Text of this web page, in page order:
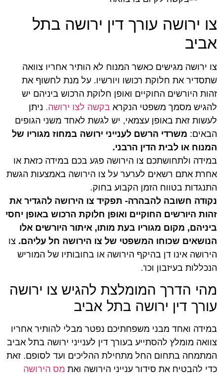
צו ירושה עורך דין ירושה בתל
אביב
צו ירושה מגישים כאשר המנוח לא הותיר אחריו צוואה
שתסדיר את חלוקת רכושו ויורשיו. על מנת לחשוף את
זהות היורשים החוקיים ואופן חלוקת הרכוש ביניהם יש
להגיש מסמך משפטי הנקרא בקשה לצו ירושה. ניתן
לעשות זאת באופן עצמאי, יש לגשת לאחד משני הגופים
הבאים: משרדי הרשם לענייני ירושה במחוז מגוריו של
המנוח או לבית הדין הרבני.
במידה ולתחושתכם צו הירושה פגע בכם במידה כזאת או
אחרת אתם רשאים לערער על צו הירושה באמצעות הגשת
התנגדות בטווח הזמן הקבוע בחוק.
נקודה חשובה להבהרה- תפקיד צו הירושה להגדיר את
זהות היורשים החוקיים ואופן חלוקת הרכוש באופן יחסי
ביניהם, מקום מגוריו בעת מותו, איתור היורשים אלו
הנושאים שכוחו המשפטי של צו הירושה חל עליהם. צו
הירושה אינו דן בהיקף הירושה או בחובותיו של המוריש
הנכללות בעיזבון וכו'.
מהי הדרך המומלצת להגיש צו ירושה
עורך דין ירושה בתל אביב
במידה ואחד מבני משפחתיכם נפטר מבלי להותיר אחריו
צוואה מומלץ להסתייע בעורך דין לענייני ירושה בתל אביב
המתמחה בתחום החל מתחילת ההליכים ועד לסופם. זאת
כדי להבטיח את סידור ענייני הירושה ואת מס הירושה